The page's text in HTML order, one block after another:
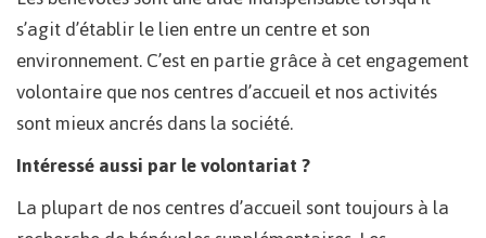
s’agit d’établir le lien entre un centre et son
environnement. C’est en partie grâce à cet engagement
volontaire que nos centres d’accueil et nos activités
sont mieux ancrés dans la société.
Intéressé aussi par le volontariat ?
La plupart de nos centres d’accueil sont toujours à la